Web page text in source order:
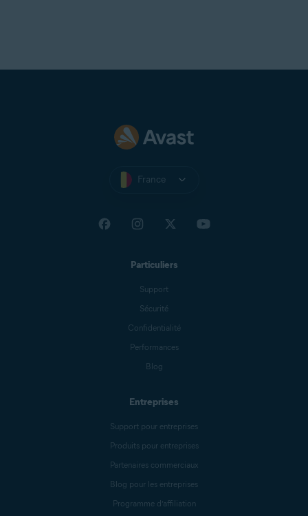
France
Particuliers
Support
Sécurité
Confidentialité
Performances
Blog
Entreprises
Support pour entreprises
Produits pour entreprises
Partenaires commerciaux
Blog pour les entreprises
Programme d’affiliation